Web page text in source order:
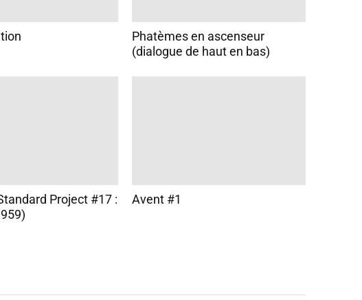
Phatèmes en ascenseur
(dialogue de haut en bas)
Project #17 :
Avent #1